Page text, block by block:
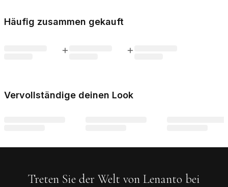
Häufig zusammen gekauft
Vervollständige deinen Look
Treten Sie der Welt von Lenanto bei